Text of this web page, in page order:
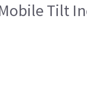
Tilt